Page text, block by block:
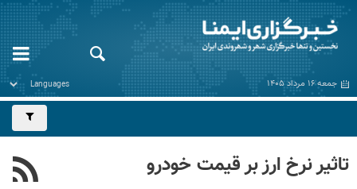
جمعه ۱۶ مرداد ۱۴۰۵
تاثیر نرخ ارز بر قیمت خودرو